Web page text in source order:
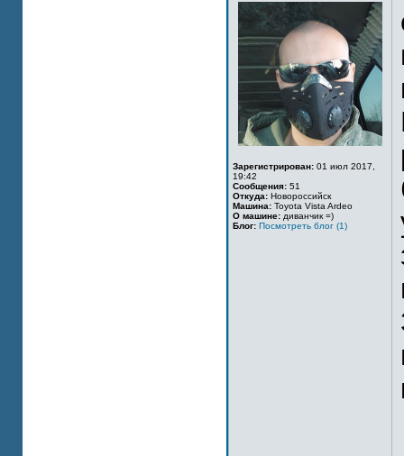
Зарегистрирован: 01 июл 2017,
19:42
Сообщения: 51
Откуда: Новороссийск
Машина: Toyota Vista Ardeo
О машине: диванчик =)
Блог: Посмотреть блог (1)